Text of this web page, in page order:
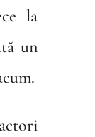
la
un